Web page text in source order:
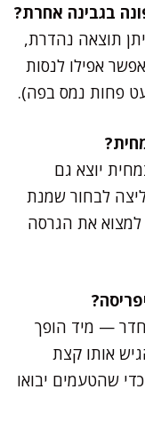
(30% שומן) תיתן תוצאה נהדרת,
אפילו לנסות
פחות נמס בפה).
יוצא גם
לבחור שמנת
את הגרסה
החדר — מיד הופך
אותו קצת
שהטעמים יבואו